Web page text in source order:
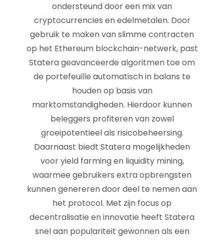
ondersteund door een mix van
cryptocurrencies en edelmetalen. Door
gebruik te maken van slimme contracten
op het Ethereum blockchain-netwerk, past
Statera geavanceerde algoritmen toe om
de portefeuille automatisch in balans te
houden op basis van
marktomstandigheden. Hierdoor kunnen
beleggers profiteren van zowel
groeipotentieel als risicobeheersing.
Daarnaast biedt Statera mogelijkheden
voor yield farming en liquidity mining,
waarmee gebruikers extra opbrengsten
kunnen genereren door deel te nemen aan
het protocol. Met zijn focus op
decentralisatie en innovatie heeft Statera
snel aan populariteit gewonnen als een